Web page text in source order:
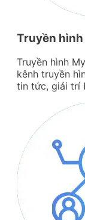
Truyền
Truyền hình
kênh truyền
tin tức, giải trí